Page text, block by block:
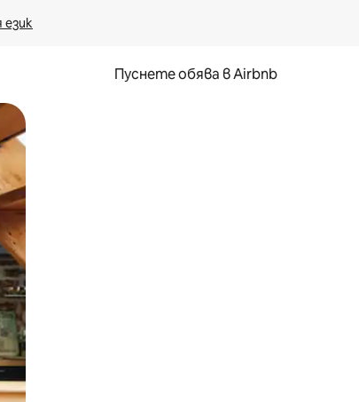
език
Пуснете обява в Airbnb
или плъзгане.